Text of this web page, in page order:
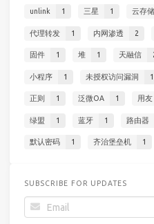
unlink 1 三星 1 云存储
代理转发 1 内网渗透 2
固件 1 堆 1 天融信
小程序 1 未授权访问漏洞 1
正则 1 泛微OA 1 用友
绿盟 1 蓝牙 1 路由器
默认密码 1 齐治堡垒机 1
SUBSCRIBE FOR UPDATES